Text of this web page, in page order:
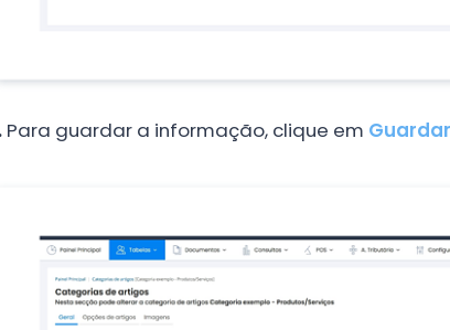
Para guardar a informação, clique em Guardar